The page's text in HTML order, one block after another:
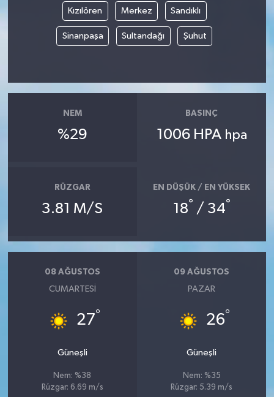
Kızılören Merkez Sandıklı
Sinanpaşa Sultandağı Şuhut
NEM
%29
BASINÇ
1006 HPA hpa
RÜZGAR
3.81 M/S
EN DÜŞÜK / EN YÜKSEK
18° / 34°
08 AĞUSTOS
CUMARTESI
27°
Güneşli
Nem: %38
Rüzgar: 6.69 m/s
09 AĞUSTOS
PAZAR
26°
Güneşli
Nem: %35
Rüzgar: 5.39 m/s